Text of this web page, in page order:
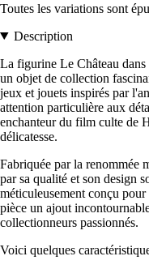
Toutes les variations sont
Description
La figurine Le Château
un objet de collection
jeux et jouets inspirés par
attention particulière aux
enchanteur du film culte de
délicatesse.
Fabriquée par la renommée
par sa qualité et son design
méticuleusement conçu
pièce un ajout
collectionneurs passionnés.
Voici quelques